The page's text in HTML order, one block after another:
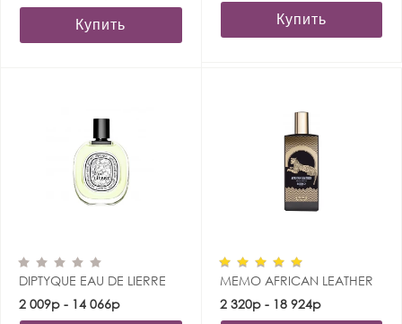
Купить Купить
DIPTYQUE EAU DE LIERRE
2 009р - 14 066р
MEMO AFRICAN LEATHER
2 320р - 18 924р